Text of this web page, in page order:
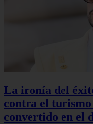
La ironía del
contra el
convertido en el